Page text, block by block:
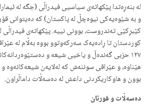
لە بنەڕەتدا پێکهاتەی سیاسیی فیدراڵی (جگە لە
و بە شێوەیەکی نیوەچڵ لە پاکستان) کە دەیتوانی
کێبڕکێی تەندروست، بوونی نییە. پێکهاتەی فیدراڵی
کوردستان تا ڕادەیەک سەرکەوتوو بووە بەڵام لە
١٢٧ حزبی گەندەڵ و یاخیی شیعە و
هێناوە، و عێراقی سوننەش کە لەلایەن شیعەکانەوە
بوون و هاوکاریکردنی داعش لە دەسەڵات داماڵراون.
دەسەڵات و قورئان